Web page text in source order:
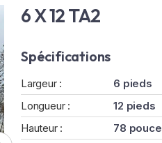
6 X 12 TA2
Spécifications
Largeur :
6 pieds
Longueur :
12 pieds
Hauteur :
78